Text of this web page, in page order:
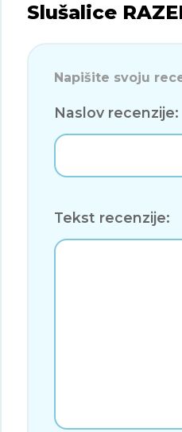
Slušalice
Napišite svoju
Naslov recenzije:
Tekst recenzije: